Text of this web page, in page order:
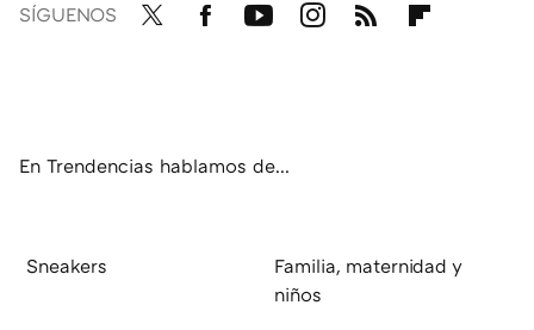
SÍGUENOS
En Trendencias hablamos de...
Sneakers
Familia, maternidad y
niños